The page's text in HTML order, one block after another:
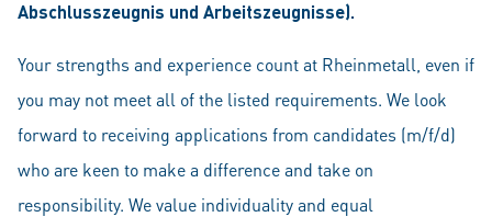
Abschlusszeugnis und Arbeitszeugnisse).
Your strengths and experience count at Rheinmetall, even if
you may not meet all of the listed requirements. We look
forward to receiving applications from candidates (m/f/d)
who are keen to make a difference and take on
responsibility. We value individuality and equal